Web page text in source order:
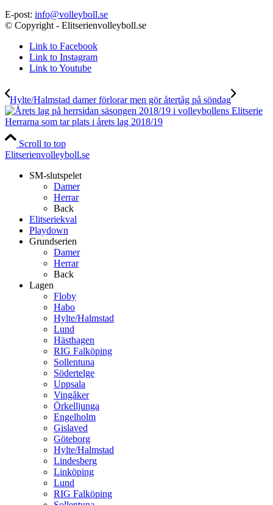
E-post: info@volleyboll.se
© Copyright - Elitserienvolleyboll.se
Link to Facebook
Link to Instagram
Link to Youtube
Hylte/Halmstad damer förlorar men gör återtåg på söndag
Herrarna som tar plats i årets lag 2018/19
Scroll to top
Elitserienvolleyboll.se
SM-slutspelet
Damer
Herrar
Back
Elitseriekval
Playdown
Grundserien
Damer
Herrar
Back
Lagen
Floby
Habo
Hylte/Halmstad
Lund
Hästhagen
RIG Falköping
Sollentuna
Södertelge
Uppsala
Vingåker
Örkelljunga
Engelholm
Gislaved
Göteborg
Hylte/Halmstad
Lindesberg
Linköping
Lund
RIG Falköping